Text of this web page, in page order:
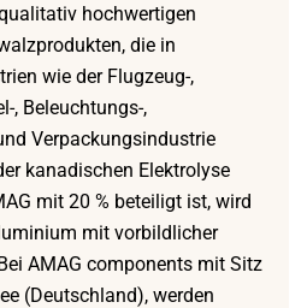
hochwertigen
die in
wie der Flugzeug-,
, Beleuchtungs-,
Verpackungsindustrie
kanadischen Elektrolyse
mit 20 % beteiligt ist, wird
mit vorbildlicher
AMAG components mit Sitz
(Deutschland), werden